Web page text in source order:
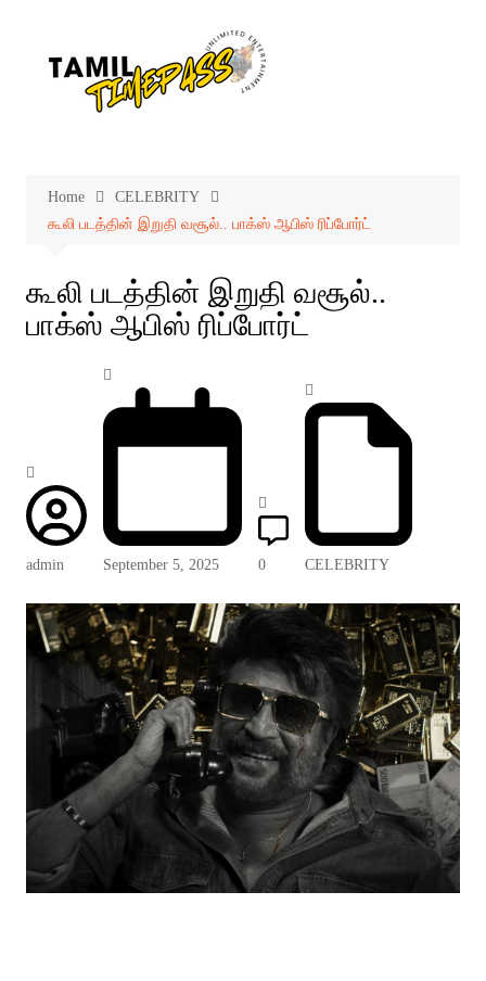
Home
CELEBRITY
கூலி படத்தின் இறுதி வசூல்.. பாக்ஸ் ஆபிஸ் ரிப்போர்ட்
கூலி படத்தின் இறுதி வசூல்..
பாக்ஸ் ஆபிஸ் ரிப்போர்ட்
admin September 5, 2025 0 CELEBRITY